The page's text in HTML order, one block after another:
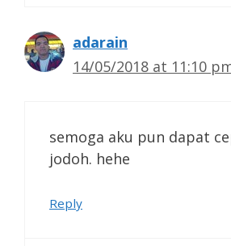
adarain
14/05/2018 at 11:10
semoga aku pun dapat
jodoh. hehe
Reply